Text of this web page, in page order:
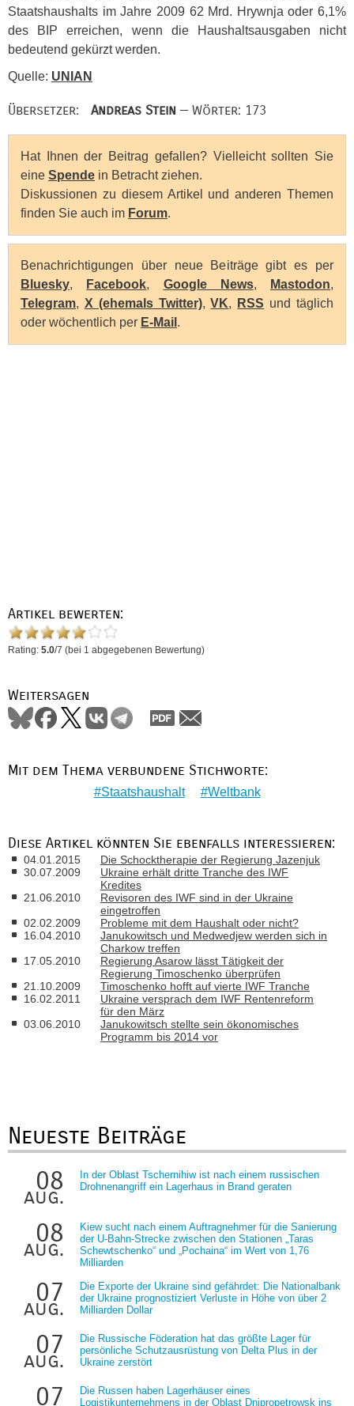
Staatshaushalts im Jahre 2009 62 Mrd. Hrywnja oder 6,1%
des
BIP erreichen, wenn die Haushaltsausgaben nicht
bedeutend gekürzt werden.
Quelle: UNIAN
Übersetzer: Andreas Stein — Wörter: 173
Hat Ihnen der Beitrag gefallen? Vielleicht sollten Sie
eine Spende in Betracht ziehen.
Diskussionen zu diesem Artikel und anderen Themen
finden Sie auch im Forum.
Benachrichtigungen über neue Beiträge gibt es per
Bluesky, Facebook, Google News, Mastodon,
Telegram, X (ehemals Twitter),VK, RSS und täglich
oder wöchentlich per E-Mail .
Artikel bewerten:
Rating: 5.0/7 (bei 1 abgegebenen Bewertung)
Weitersagen
Mit dem Thema verbundene Stichworte:
Staatshaushalt Weltbank
Diese Artikel könnten Sie ebenfalls interessieren:
04.01.2015
Die Schocktherapie der Regierung Jazenjuk
30.07.2009
Ukraine erhält dritte Tranche des IWF
Kredites
21.06.2010
Revisoren des IWF sind in der Ukraine
eingetroffen
02.02.2009
Probleme mit dem Haushalt oder nicht?
16.04.2010
Janukowitsch und Medwedjew werden sich in
Charkow treffen
17.05.2010
Regierung Asarow lässt Tätigkeit der
Regierung Timoschenko überprüfen
21.10.2009
Timoschenko hofft auf vierte IWF Tranche
16.02.2011
Ukraine versprach dem IWF Rentenreform
für den März
03.06.2010
Janukowitsch stellte sein ökonomisches
Programm bis 2014 vor
Neueste Beiträge
08
aug.
In der Oblast Tschernihiw ist nach einem russischen
Drohnenangriff ein Lagerhaus in Brand geraten
08
aug.
Kiew sucht nach einem Auftragnehmer für die Sanierung
der U-Bahn-Strecke zwischen den Stationen „Taras
Schewtschenko“ und „Pochaina“ im Wert von 1,76
Milliarden
07
aug.
Die Exporte der Ukraine sind gefährdet: Die Nationalbank
der Ukraine prognostiziert Verluste in Höhe von über 2
Milliarden Dollar
07
aug.
Die Russische Föderation hat das größte Lager für
persönliche Schutzausrüstung von Delta Plus in der
Ukraine zerstört
07
Die Russen haben Lagerhäuser eines
Logistikunternehmens in der Oblast Dnipropetrowsk ins